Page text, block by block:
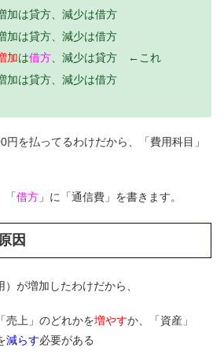
加は貸方、減少は借方
加は貸方、減少は借方
加は借方、減少は貸方 ←これ
加は貸方、減少は借方
を払ってるわけだから、「費用科目」
「借方 」に「通信費」を書きます。
因
が増加したわけだから、
売上」のどれかを増やすか、「資産」
減らす必要がある